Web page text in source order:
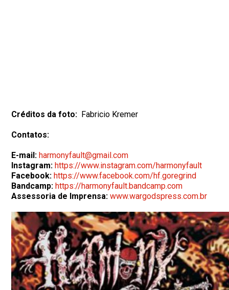
Créditos da foto: Fabricio Kremer
Contatos:
E-mail:harmonyfault@gmail.com
Instagram:https://www.instagram.com/harmonyfault
Facebook:https://www.facebook.com/hf.goregrind
Bandcamp:https://harmonyfault.bandcamp.com
Assessoria de Imprensa: www.wargodspress.com.br